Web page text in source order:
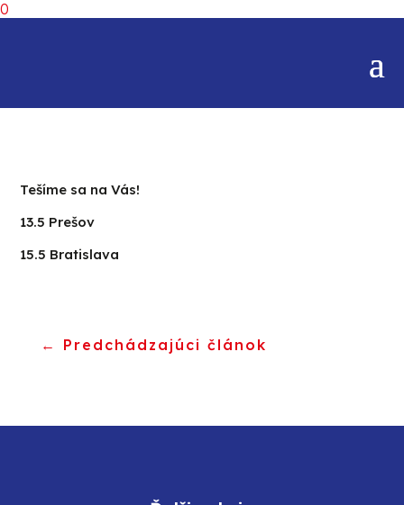
0
Tešíme sa na Vás!
13.5 Prešov
15.5 Bratislava
← Predchádzajúci článok